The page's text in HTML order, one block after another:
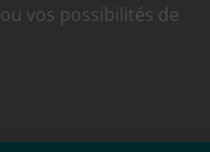
vos possibilités de